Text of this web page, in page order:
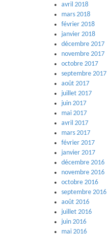
avril 2018
mars 2018
février 2018
janvier 2018
décembre 2017
novembre 2017
octobre 2017
septembre 2017
août 2017
juillet 2017
juin 2017
mai 2017
avril 2017
mars 2017
février 2017
janvier 2017
décembre 2016
novembre 2016
octobre 2016
septembre 2016
août 2016
juillet 2016
juin 2016
mai 2016